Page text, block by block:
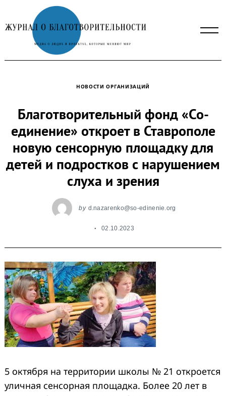
to
content
НОВОСТИ ОРГАНИЗАЦИЙ
Благотворительный фонд «Со-
единение» откроет в Ставрополе
новую сенсорную площадку для
детей и подростков с нарушением
слуха и зрения
by d.nazarenko@so-edinenie.org
02.10.2023
5 октября на территории школы № 21 откроется
уличная сенсорная площадка. Более 20 лет в